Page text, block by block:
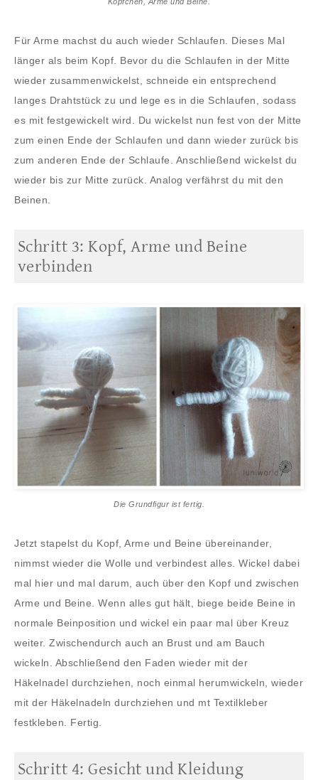
Für Arme machst du auch wieder Schlaufen. Dieses Mal
länger als beim Kopf. Bevor du die Schlaufen in der Mitte
wieder zusammenwickelst, schneide ein entsprechend
langes Drahtstück zu und lege es in die Schlaufen, sodass
es mit festgewickelt wird. Du wickelst nun fest von der Mitte
zum einen Ende der Schlaufen und dann wieder zurück bis
zum anderen Ende der Schlaufe. Anschließend wickelst du
wieder bis zur Mitte zurück. Analog verfährst du mit den
Beinen.
Schritt 3: Kopf, Arme und Beine
verbinden
Die Grundfigur ist fertig.
Jetzt stapelst du Kopf, Arme und Beine übereinander,
nimmst wieder die Wolle und verbindest alles. Wickel dabei
mal hier und mal darum, auch über den Kopf und zwischen
Arme und Beine. Wenn alles gut hält, biege beide Beine in
normale Beinposition und wickel ein paar mal über Kreuz
weiter. Zwischendurch auch an Brust und am Bauch
wickeln. Abschließend den Faden wieder mit der
Häkelnadel durchziehen, noch einmal herumwickeln, wieder
mit der Häkelnadeln durchziehen und mt Textilkleber
festkleben. Fertig.
Schritt 4: Gesicht und Kleidung